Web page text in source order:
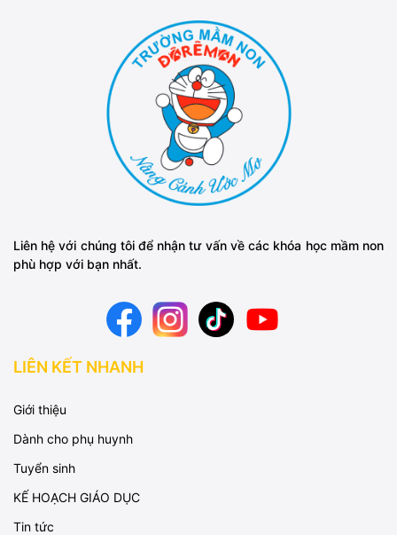
Liên hệ với chúng tôi để nhận tư vấn về các khóa học mầm non
phù hợp với bạn nhất.
LIÊN KẾT NHANH
Giới thiệu
Dành cho phụ huynh
Tuyển sinh
KẾ HOẠCH GIÁO DỤC
Tin tức